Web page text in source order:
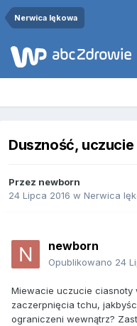
Nerwica lękowa
Duszność,
Przez newborn
24 Lipca 2016 w Nerwica
newborn
Opublikowano 24
Miewacie uczucie ciasnoty
zaczerpnięcia tchu,
ograniczeni wewnątrz?